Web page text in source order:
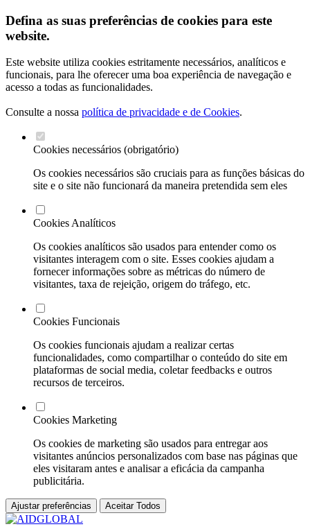
Defina as suas preferências de cookies para este
website.
Este website utiliza cookies estritamente necessários, analíticos e
funcionais, para lhe oferecer uma boa experiência de navegação e
acesso a todas as funcionalidades.
Consulte a nossa política de privacidade e de Cookies.
Cookies necessários (obrigatório)
Os cookies necessários são cruciais para as funções básicas do
site e o site não funcionará da maneira pretendida sem eles
Cookies Analíticos
Os cookies analíticos são usados para entender como os
visitantes interagem com o site. Esses cookies ajudam a
fornecer informações sobre as métricas do número de
visitantes, taxa de rejeição, origem do tráfego, etc.
Cookies Funcionais
Os cookies funcionais ajudam a realizar certas
funcionalidades, como compartilhar o conteúdo do site em
plataformas de social media, coletar feedbacks e outros
recursos de terceiros.
Cookies Marketing
Os cookies de marketing são usados para entregar aos
visitantes anúncios personalizados com base nas páginas que
eles visitaram antes e analisar a eficácia da campanha
publicitária.
Ajustar preferências Aceitar Todos